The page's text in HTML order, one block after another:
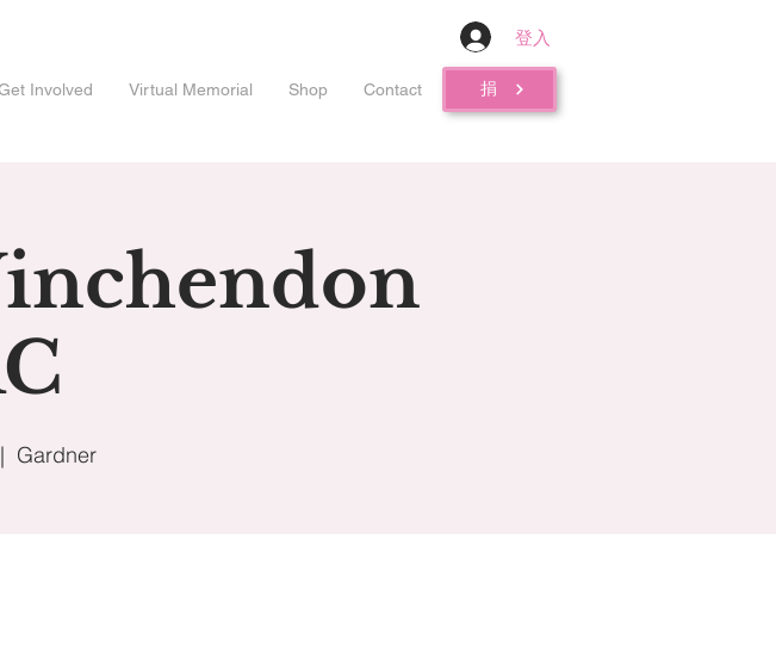
登入
Involved Virtual Memorial Shop Contact 捐
Gardner